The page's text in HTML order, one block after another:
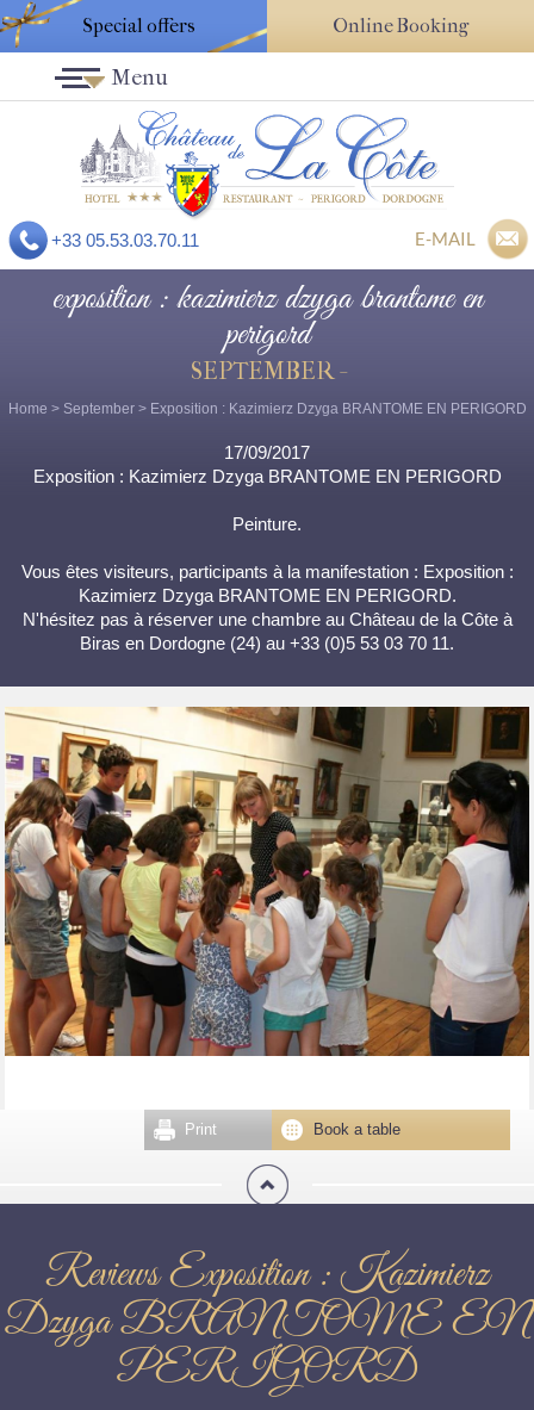
Special offers Online Booking
+33 05.53.03.70.11 E-MAIL
Menu
exposition : kazimierz dzyga brantome en
perigord
SEPTEMBER -
Home > September> Exposition : Kazimierz Dzyga BRANTOME EN PERIGORD
17/09/2017
Exposition : Kazimierz Dzyga BRANTOME EN PERIGORD
Peinture.
Vous êtes visiteurs, participants à la manifestation : Exposition :
Kazimierz Dzyga BRANTOME EN PERIGORD.
N'hésitez pas à réserver une chambre au Château de la Côte à
Biras en Dordogne (24) au +33 (0)5 53 03 70 11.
Book a table
Print
Reviews Exposition : Kazimierz
Dzyga BRANTOME EN
PERIGORD